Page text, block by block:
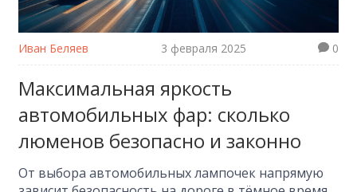
Иван Беляев 3 февраля 2025 0
Максимальная яркость
автомобильных фар: сколько
люменов безопасно и законно
От выбора автомобильных лампочек напрямую